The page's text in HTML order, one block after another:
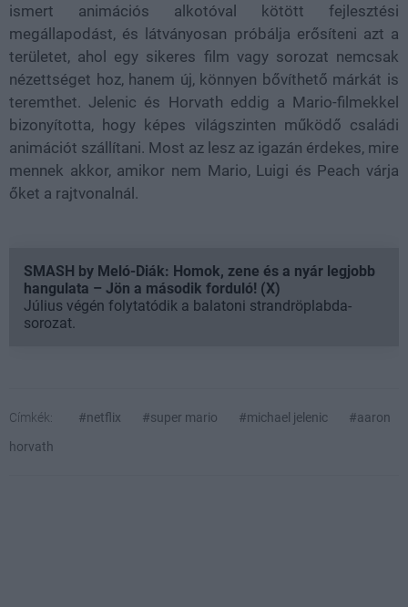
ismert animációs alkotóval kötött fejlesztési
megállapodást, és látványosan próbálja erősíteni azt a
területet, ahol egy sikeres film vagy sorozat nemcsak
nézettséget hoz, hanem új, könnyen bővíthető márkát is
teremthet. Jelenic és Horvath eddig a Mario-filmekkel
bizonyította, hogy képes világszinten működő családi
animációt szállítani. Most az lesz az igazán érdekes, mire
mennek akkor, amikor nem Mario, Luigi és Peach várja
őket a rajtvonalnál.
SMASH by Meló-Diák: Homok, zene és a nyár legjobb
hangulata – Jön a második forduló! (X)
Július végén folytatódik a balatoni strandröplabda-
sorozat.
Címkék: #netflix #super mario #michael jelenic
#aaron
horvath